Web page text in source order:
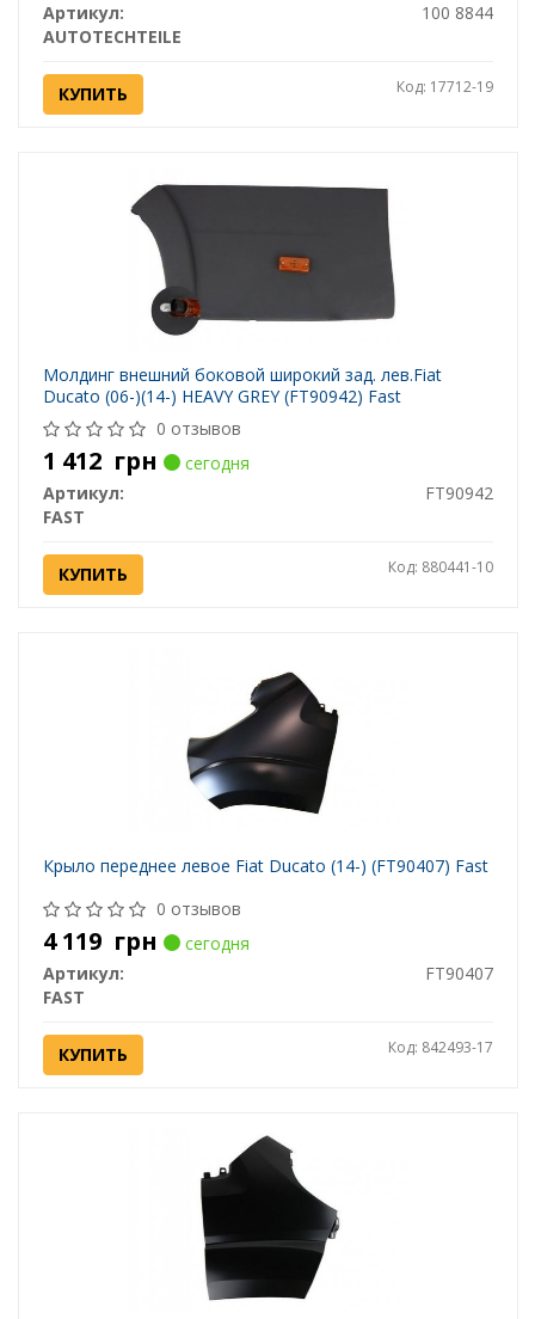
Артикул:
100 8844
AUTOTECHTEILE
КУПИТЬ Код: 17712-19
Молдинг внешний боковой широкий зад. лев.Fiat
Ducato (06-)(14-) HEAVY GREY (FT90942) Fast
0 отзывов
1 412 грн
сегодня
Артикул:
FT90942
FAST
КУПИТЬ Код: 880441-10
Крыло переднее левое Fiat Ducato (14-) (FT90407) Fast
0 отзывов
4 119 грн
сегодня
Артикул:
FT90407
FAST
КУПИТЬ Код: 842493-17